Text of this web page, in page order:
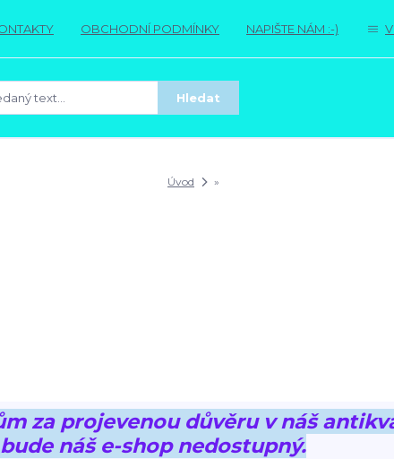
OBCHODNÍ PODMÍNKY NAPIŠTE NÁM :-)
Hledat
Úvod »
za projevenou důvěru v náš
náš e-shop nedostupný.